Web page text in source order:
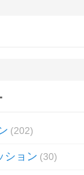
202
ション 30